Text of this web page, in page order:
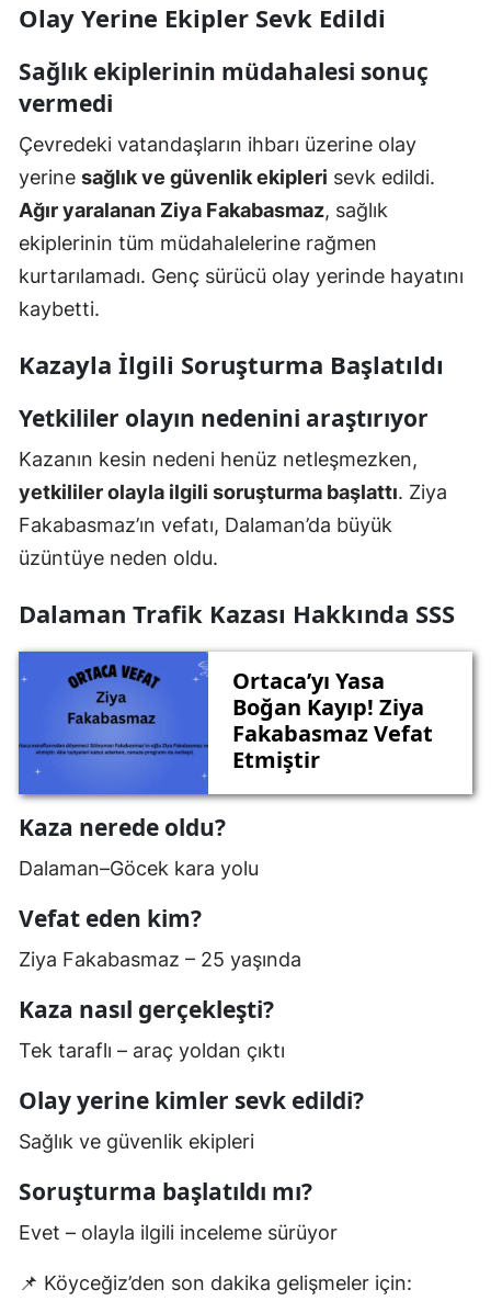
Olay Yerine Ekipler Sevk Edildi
Sağlık ekiplerinin müdahalesi sonuç
vermedi
Çevredeki vatandaşların ihbarı üzerine olay
yerine sağlık ve güvenlik ekipleri sevk edildi.
Ağır yaralanan Ziya Fakabasmaz, sağlık
ekiplerinin tüm müdahalelerine rağmen
kurtarılamadı. Genç sürücü olay yerinde hayatını
kaybetti.
Kazayla İlgili Soruşturma Başlatıldı
Yetkililer olayın nedenini araştırıyor
Kazanın kesin nedeni henüz netleşmezken,
yetkililer olayla ilgili soruşturma başlattı. Ziya
Fakabasmaz’ın vefatı, Dalaman’da büyük
üzüntüye neden oldu.
Dalaman Trafik Kazası Hakkında SSS
Ortaca’yı Yasa
Boğan Kayıp! Ziya
Fakabasmaz Vefat
Etmiştir
Kaza nerede oldu?
Dalaman–Göcek kara yolu
Vefat eden kim?
Ziya Fakabasmaz – 25 yaşında
Kaza nasıl gerçekleşti?
Tek taraflı – araç yoldan çıktı
Olay yerine kimler sevk edildi?
Sağlık ve güvenlik ekipleri
Soruşturma başlatıldı mı?
Evet – olayla ilgili inceleme sürüyor
📌 Köyceğiz’den son dakika gelişmeler için: